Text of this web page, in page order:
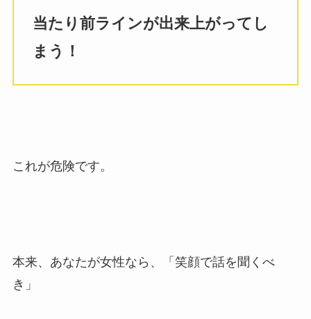
当たり前ラインが出来上がってし
まう！
これが危険です。
本来、あなたが女性なら、「笑顔で話を聞くべ
き」